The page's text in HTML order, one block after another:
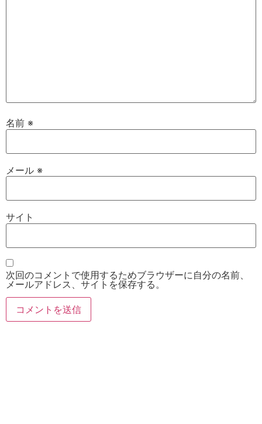
名前 ※
メール ※
サイト
次回のコメントで使用するためブラウザーに自分の名前、
メールアドレス、サイトを保存する。